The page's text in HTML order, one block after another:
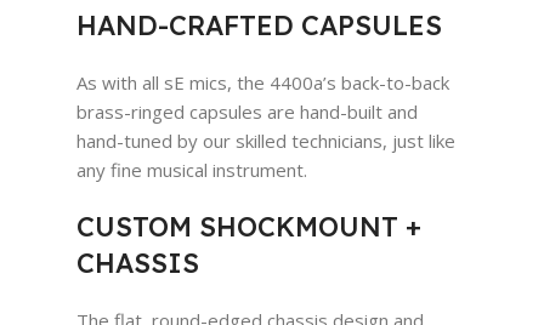
HAND-CRAFTED CAPSULES
As with all sE mics, the 4400a’s back-to-back
brass-ringed capsules are hand-built and
hand-tuned by our skilled technicians, just like
any fine musical instrument.
CUSTOM SHOCKMOUNT +
CHASSIS
The flat, round-edged chassis design and